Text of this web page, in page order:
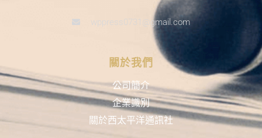
wppress0731@gmail.com
關於我們
公司簡介
企業識別
關於西太平洋通訊社